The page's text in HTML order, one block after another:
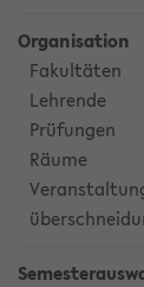
Organisation
Fakultäten
Lehrende
Prüfungen
Räume